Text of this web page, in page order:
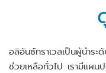
อลิอันซ์ทราเวลเป็นผู้นำระ
ช่วยเหลือทั่วไป เรามีแผน